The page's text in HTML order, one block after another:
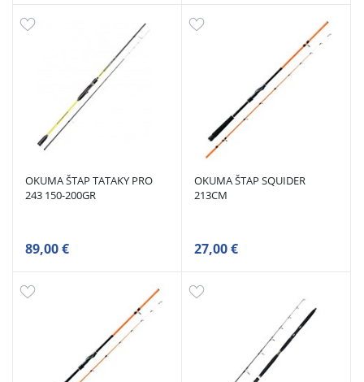
OKUMA ŠTAP TATAKY PRO
243 150-200GR
89,00 €
OKUMA ŠTAP SQUIDER
213CM
27,00 €